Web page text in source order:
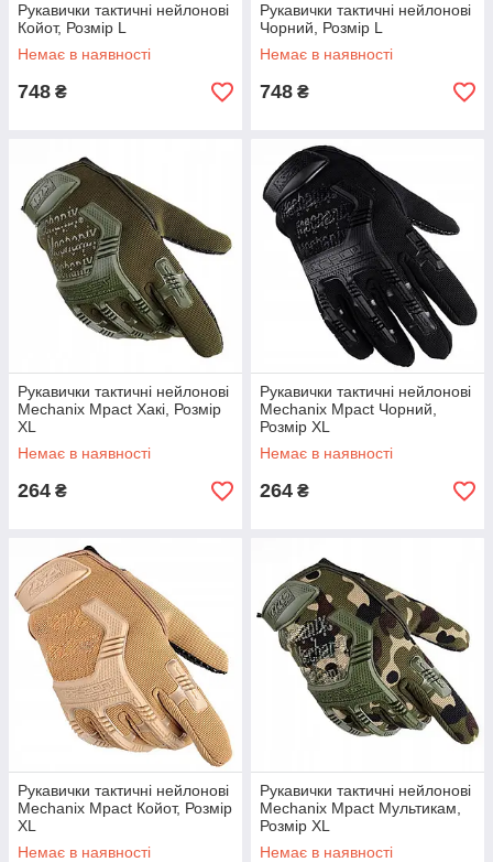
Рукавички тактичні нейлонові
Койот, Розмір L
Немає в наявності
748 ₴
Рукавички тактичні нейлонові
Чорний, Розмір L
Немає в наявності
748 ₴
Рукавички тактичні нейлонові
Mechanix Mpact Хакі, Розмір
XL
Немає в наявності
264 ₴
Рукавички тактичні нейлонові
Mechanix Mpact Чорний,
Розмір XL
Немає в наявності
264 ₴
Рукавички тактичні нейлонові
Mechanix Mpact Койот, Розмір
XL
Немає в наявності
Рукавички тактичні нейлонові
Mechanix Mpact Мультикам,
Розмір XL
Немає в наявності